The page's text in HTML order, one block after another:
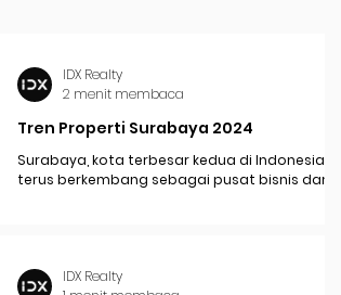
Tren Properti Surabaya 2024
Surabaya, kota terbesar kedua di Indonesia,
terus berkembang sebagai pusat bisnis dan
IDX Realty
2 menit membaca
IDX Realty